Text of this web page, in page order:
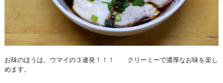
お味のほうは、ウマイの３連発！！！ クリーミーで濃厚なお味を楽し
めます。